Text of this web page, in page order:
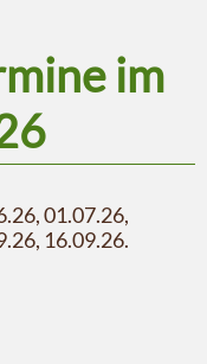
im
01.07.26,
16.09.26.